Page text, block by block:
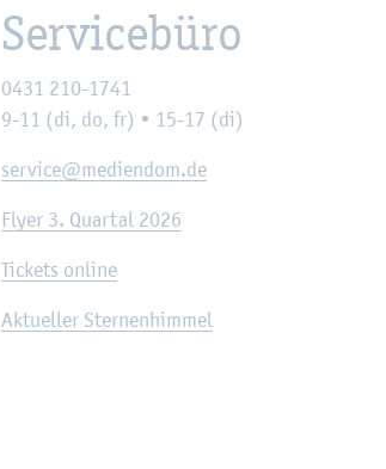
Ser­vice­bü­ro
0431 210-1741
9-11 (di, do, fr) • 15-17 (di)
ser­vice@​mediendom.​de
Flyer 3. Quar­tal 2026
Ti­ckets on­line
Ak­tu­el­ler Ster­nen­him­mel